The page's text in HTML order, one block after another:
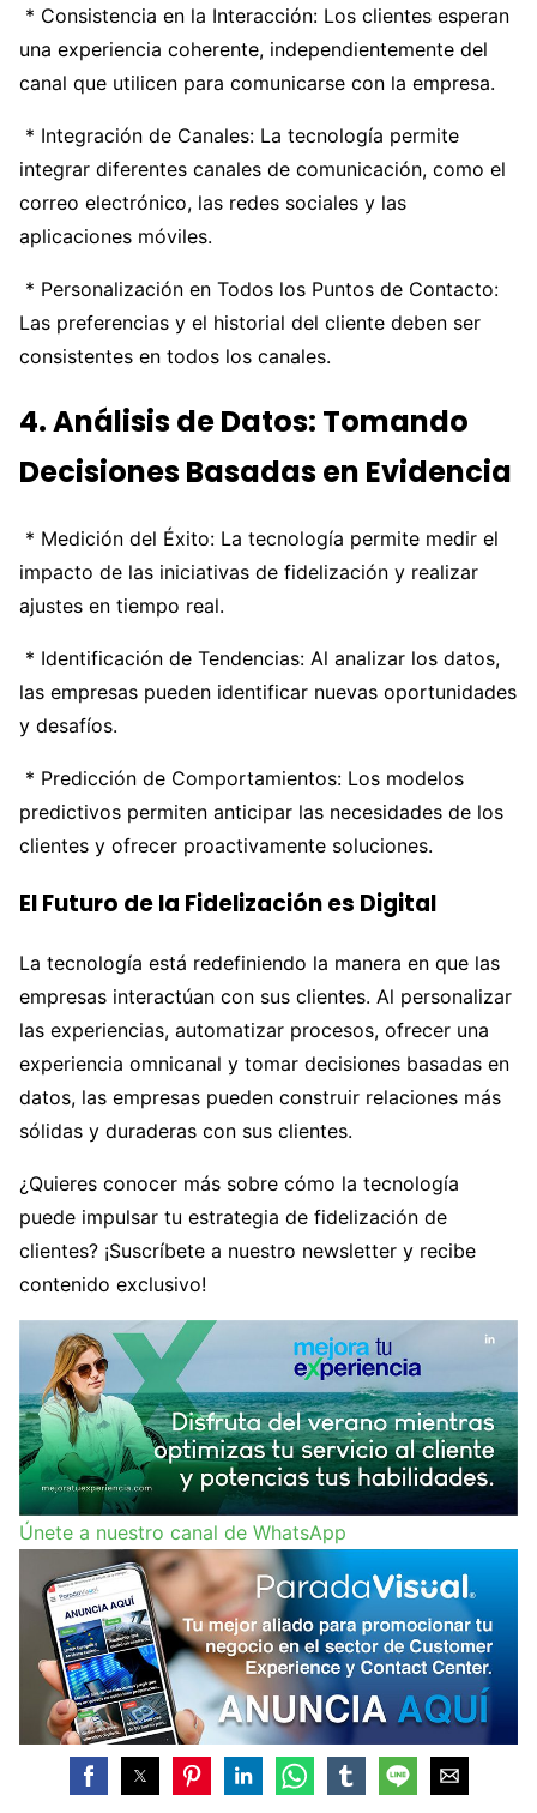
* Consistencia en la Interacción: Los clientes esperan
una experiencia coherente, independientemente del
canal que utilicen para comunicarse con la empresa.
* Integración de Canales: La tecnología permite
integrar diferentes canales de comunicación, como el
correo electrónico, las redes sociales y las
aplicaciones móviles.
* Personalización en Todos los Puntos de Contacto:
Las preferencias y el historial del cliente deben ser
consistentes en todos los canales.
4. Análisis de Datos: Tomando
Decisiones Basadas en Evidencia
* Medición del Éxito: La tecnología permite medir el
impacto de las iniciativas de fidelización y realizar
ajustes en tiempo real.
* Identificación de Tendencias: Al analizar los datos,
las empresas pueden identificar nuevas oportunidades
y desafíos.
* Predicción de Comportamientos: Los modelos
predictivos permiten anticipar las necesidades de los
clientes y ofrecer proactivamente soluciones.
El Futuro de la Fidelización es Digital
La tecnología está redefiniendo la manera en que las
empresas interactúan con sus clientes. Al personalizar
las experiencias, automatizar procesos, ofrecer una
experiencia omnicanal y tomar decisiones basadas en
datos, las empresas pueden construir relaciones más
sólidas y duraderas con sus clientes.
¿Quieres conocer más sobre cómo la tecnología
puede impulsar tu estrategia de fidelización de
clientes? ¡Suscríbete a nuestro newsletter y recibe
contenido exclusivo!
Únete a nuestro canal de WhatsApp